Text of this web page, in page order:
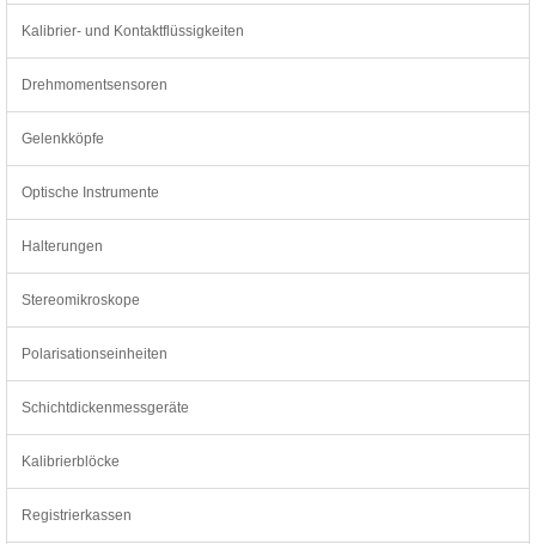
Kalibrier- und Kontaktflüssigkeiten
Drehmomentsensoren
Gelenkköpfe
Optische Instrumente
Halterungen
Stereomikroskope
Polarisationseinheiten
Schichtdickenmessgeräte
Kalibrierblöcke
Registrierkassen